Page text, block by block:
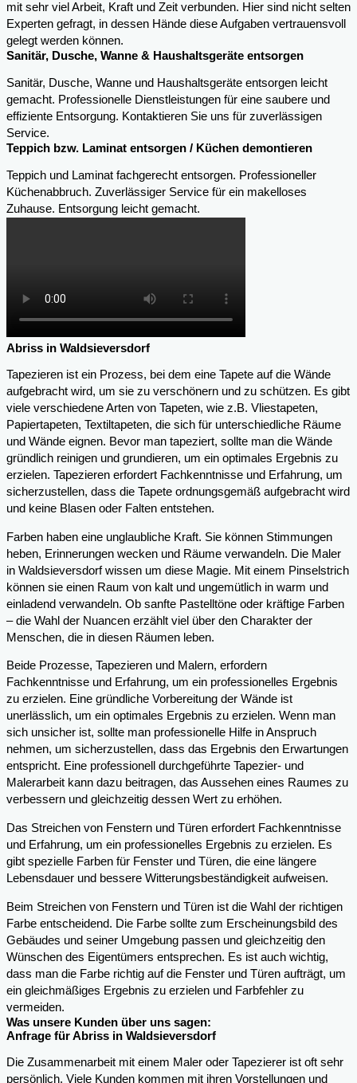
mit sehr viel Arbeit, Kraft und Zeit verbunden. Hier sind nicht selten
Experten gefragt, in dessen Hände diese Aufgaben vertrauensvoll
gelegt werden können.
Sanitär, Dusche, Wanne & Haushaltsgeräte entsorgen
Sanitär, Dusche, Wanne und Haushaltsgeräte entsorgen leicht
gemacht. Professionelle Dienstleistungen für eine saubere und
effiziente Entsorgung. Kontaktieren Sie uns für zuverlässigen
Service.
Teppich bzw. Laminat entsorgen / Küchen demontieren
Teppich und Laminat fachgerecht entsorgen. Professioneller
Küchenabbruch. Zuverlässiger Service für ein makelloses
Zuhause. Entsorgung leicht gemacht.
Abriss in Waldsieversdorf
Tapezieren ist ein Prozess, bei dem eine Tapete auf die Wände
aufgebracht wird, um sie zu verschönern und zu schützen. Es gibt
viele verschiedene Arten von Tapeten, wie z.B. Vliestapeten,
Papiertapeten, Textiltapeten, die sich für unterschiedliche Räume
und Wände eignen. Bevor man tapeziert, sollte man die Wände
gründlich reinigen und grundieren, um ein optimales Ergebnis zu
erzielen. Tapezieren erfordert Fachkenntnisse und Erfahrung, um
sicherzustellen, dass die Tapete ordnungsgemäß aufgebracht wird
und keine Blasen oder Falten entstehen.
Farben haben eine unglaubliche Kraft. Sie können Stimmungen
heben, Erinnerungen wecken und Räume verwandeln. Die Maler
in Waldsieversdorf wissen um diese Magie. Mit einem Pinselstrich
können sie einen Raum von kalt und ungemütlich in warm und
einladend verwandeln. Ob sanfte Pastelltöne oder kräftige Farben
– die Wahl der Nuancen erzählt viel über den Charakter der
Menschen, die in diesen Räumen leben.
Beide Prozesse, Tapezieren und Malern, erfordern
Fachkenntnisse und Erfahrung, um ein professionelles Ergebnis
zu erzielen. Eine gründliche Vorbereitung der Wände ist
unerlässlich, um ein optimales Ergebnis zu erzielen. Wenn man
sich unsicher ist, sollte man professionelle Hilfe in Anspruch
nehmen, um sicherzustellen, dass das Ergebnis den Erwartungen
entspricht. Eine professionell durchgeführte Tapezier- und
Malerarbeit kann dazu beitragen, das Aussehen eines Raumes zu
verbessern und gleichzeitig dessen Wert zu erhöhen.
Das Streichen von Fenstern und Türen erfordert Fachkenntnisse
und Erfahrung, um ein professionelles Ergebnis zu erzielen. Es
gibt spezielle Farben für Fenster und Türen, die eine längere
Lebensdauer und bessere Witterungsbeständigkeit aufweisen.
Beim Streichen von Fenstern und Türen ist die Wahl der richtigen
Farbe entscheidend. Die Farbe sollte zum Erscheinungsbild des
Gebäudes und seiner Umgebung passen und gleichzeitig den
Wünschen des Eigentümers entsprechen. Es ist auch wichtig,
dass man die Farbe richtig auf die Fenster und Türen aufträgt, um
ein gleichmäßiges Ergebnis zu erzielen und Farbfehler zu
vermeiden.
Was unsere Kunden über uns sagen:
Anfrage für Abriss in Waldsieversdorf
Die Zusammenarbeit mit einem Maler oder Tapezierer ist oft sehr
persönlich. Viele Kunden kommen mit ihren Vorstellungen und